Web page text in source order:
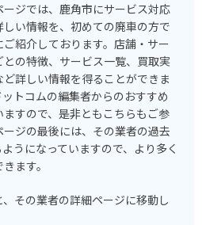
ジでは、鹿角市にサービス対応
い情報を、初めての廃車の方で
紹介しております。店舗・サー
の特徴、サービス一覧、買取実
詳しい情報を得ることができま
トコムの編集者からのおすすめ
すので、是非ともこちらもご参
ジの最後には、その業者の過去
うになっていますので、より多く
ます。
その業者の詳細ページに移動し